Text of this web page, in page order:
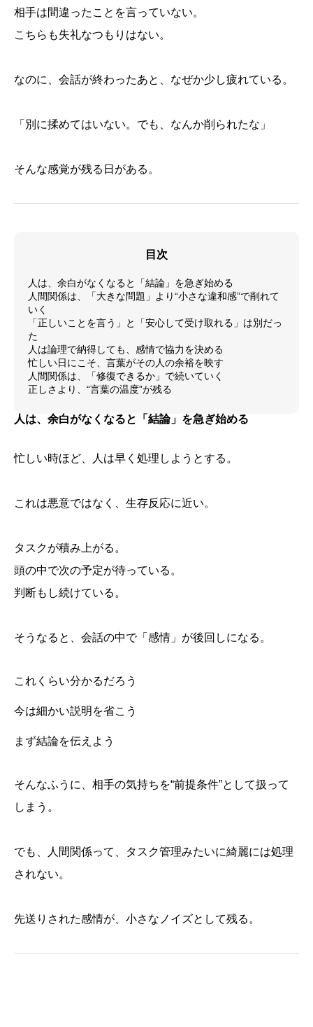
相手は間違ったことを言っていない。
こちらも失礼なつもりはない。
なのに、会話が終わったあと、なぜか少し疲れている。
「別に揉めてはいない。でも、なんか削られたな」
そんな感覚が残る日がある。
目次
人は、余白がなくなると「結論」を急ぎ始める
人間関係は、「大きな問題」より“小さな違和感”で削れて
いく
「正しいことを言う」と「安心して受け取れる」は別だっ
た
人は論理で納得しても、感情で協力を決める
忙しい日にこそ、言葉がその人の余裕を映す
人間関係は、「修復できるか」で続いていく
正しさより、“言葉の温度”が残る
人は、余白がなくなると「結論」を急ぎ始める
忙しい時ほど、人は早く処理しようとする。
これは悪意ではなく、生存反応に近い。
タスクが積み上がる。
頭の中で次の予定が待っている。
判断もし続けている。
そうなると、会話の中で「感情」が後回しになる。
これくらい分かるだろう
今は細かい説明を省こう
まず結論を伝えよう
そんなふうに、相手の気持ちを“前提条件”として扱って
しまう。
でも、人間関係って、タスク管理みたいに綺麗には処理
されない。
先送りされた感情が、小さなノイズとして残る。